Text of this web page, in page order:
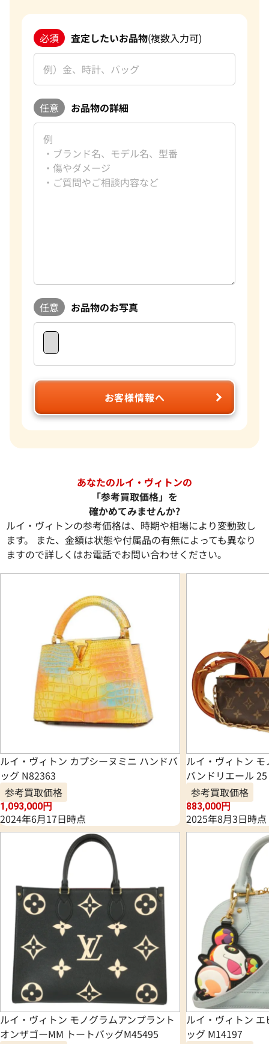
必須 査定したいお品物(複数入力可)
任意 お品物の詳細
任意 お品物のお写真
お客様情報へ
あなたのルイ・ヴィトンの
「参考買取価格」を
確かめてみませんか?
ルイ・ヴィトンの参考価格は、時期や相場により変動致し
ます。 また、金額は状態や付属品の有無によっても異なり
ますので詳しくはお電話でお問い合わせください。
ルイ・ヴィトン カプシーヌミニ ハンドバ
ッグ N82363
参考買取価格
1,093,000円
2024年6月17日時点
ルイ・ヴィトン
バンドリエール
参考買取価格
883,000円
2025年8月3日時点
ルイ・ヴィトン モノグラムアンプラント
オンザゴーMM トートバッグM45495
ルイ・ヴィトン
ッグ M14197